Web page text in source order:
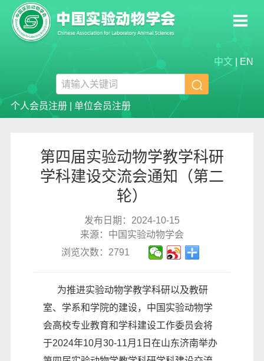
中文 EN

个人会员注册| 单位会员注册
第四届实验动物学教学科研
学科建设交流会通知（第二
轮）
发布日期：2024-10-15
来源：中国实验动物学会
浏览次数：2791
为推进实验动物学教学科研以及教研
室、学系和学院的建设，中国实验动物学
会高校专业教育和学科建设工作委员会将
于2024年10月30-11月1日在山东济南举办